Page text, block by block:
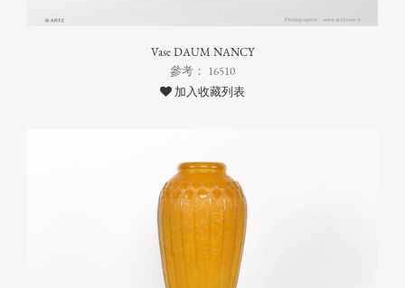
Vase DAUM NANCY
參考： 16510
加入收藏列表